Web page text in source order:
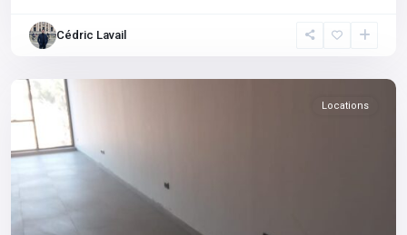
Cédric Lavail
Gueliz
Hivernage
Locations